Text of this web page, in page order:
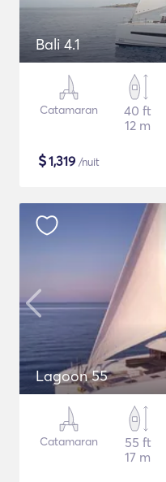
Bali 4.1
Catamaran
40 ft
12 m
$1,319 /nuit
Lagoon 55
Catamaran
55 ft
17 m